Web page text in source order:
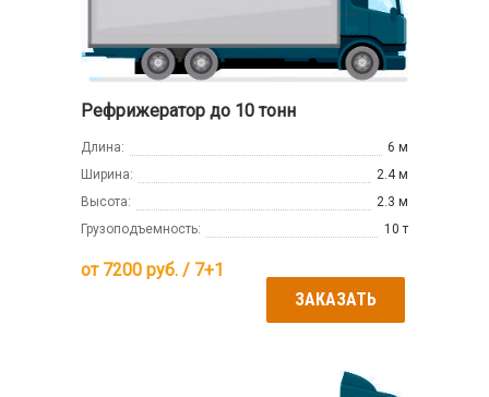
Рефрижератор до 10 тонн
Длина:
6 м
Ширина:
2.4 м
Высота:
2.3 м
Грузоподъемность:
10 т
от 7200 руб. / 7+1
ЗАКАЗАТЬ